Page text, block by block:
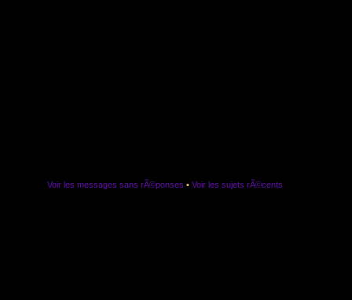
Voir les messages sans rÃ©ponses • Voir les sujets rÃ©cents